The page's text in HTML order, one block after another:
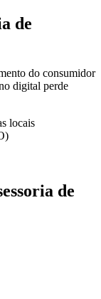
de
do consumidor
digital perde
locais
de